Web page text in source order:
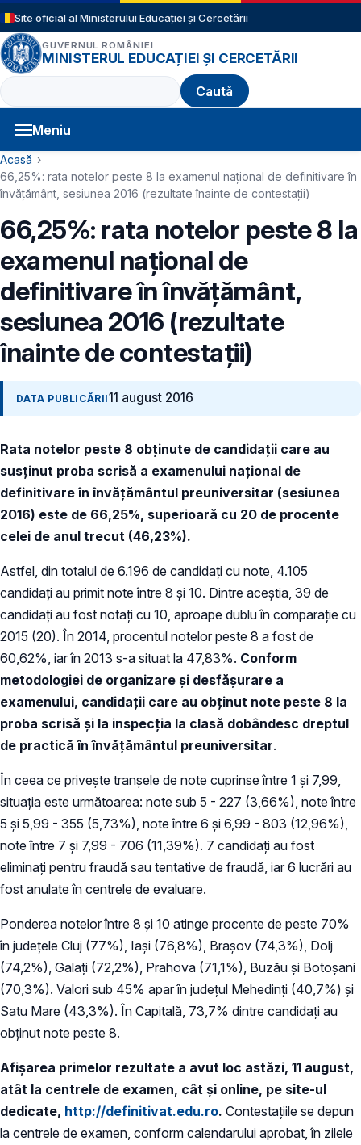
Sari la conținutul principal
Site oficial al Ministerului Educației și Cercetării
GUVERNUL ROMÂNIEI
MINISTERUL EDUCAȚIEI ȘI CERCETĂRII
Caută
Meniu
Navigație principală
Cale de navigare
Acasă
66,25%: rata notelor peste 8 la examenul naţional de definitivare în
învăţământ, sesiunea 2016 (rezultate înainte de contestaţii)
66,25%: rata notelor peste 8 la
examenul naţional de
definitivare în învăţământ,
sesiunea 2016 (rezultate
înainte de contestaţii)
DATA PUBLICĂRII11 august 2016
Rata notelor peste 8 obţinute de candidaţii care au
susţinut proba scrisă a examenului naţional de
definitivare în învăţământul preuniversitar (sesiunea
2016) este de 66,25%, superioară cu 20 de procente
celei de anul trecut (46,23%).
Astfel, din totalul de 6.196 de candidaţi cu note, 4.105
candidaţi au primit note între 8 şi 10. Dintre aceştia, 39 de
candidaţi au fost notaţi cu 10, aproape dublu în comparaţie cu
2015 (20). În 2014, procentul notelor peste 8 a fost de
60,62%, iar în 2013 s-a situat la 47,83%. Conform
metodologiei de organizare şi desfăşurare a
examenului, candidaţii care au obţinut note peste 8 la
proba scrisă şi la inspecţia la clasă dobândesc dreptul
de practică în învăţământul preuniversitar.
În ceea ce priveşte tranşele de note cuprinse între 1 şi 7,99,
situaţia este următoarea: note sub 5 - 227 (3,66%), note între
5 şi 5,99 - 355 (5,73%), note între 6 şi 6,99 - 803 (12,96%),
note între 7 şi 7,99 - 706 (11,39%). 7 candidaţi au fost
eliminaţi pentru fraudă sau tentative de fraudă, iar 6 lucrări au
fost anulate în centrele de evaluare.
Ponderea notelor între 8 şi 10 atinge procente de peste 70%
în judeţele Cluj (77%), Iaşi (76,8%), Braşov (74,3%), Dolj
(74,2%), Galaţi (72,2%), Prahova (71,1%), Buzău şi Botoşani
(70,3%). Valori sub 45% apar în judeţul Mehedinţi (40,7%) şi
Satu Mare (43,3%). În Capitală, 73,7% dintre candidaţi au
obţinut note peste 8.
Afişarea primelor rezultate a avut loc astăzi, 11 august,
atât la centrele de examen, cât şi online, pe site-ul
dedicate, http://definitivat.edu.ro. Contestaţiile se depun
la centrele de examen, conform calendarului aprobat, în zilele